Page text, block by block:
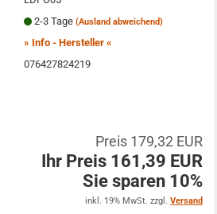
2-3 Tage (Ausland abweichend)
» Info - Hersteller «
076427824219
Preis 179,32 EUR
Ihr Preis 161,39 EUR
Sie sparen 10%
inkl. 19% MwSt. zzgl. Versand